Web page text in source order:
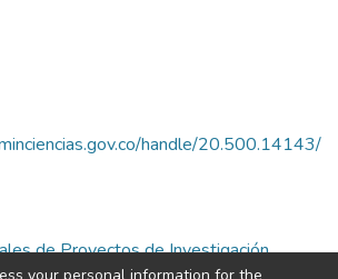
handle/20.500.14143/
de Proyectos de Investigación